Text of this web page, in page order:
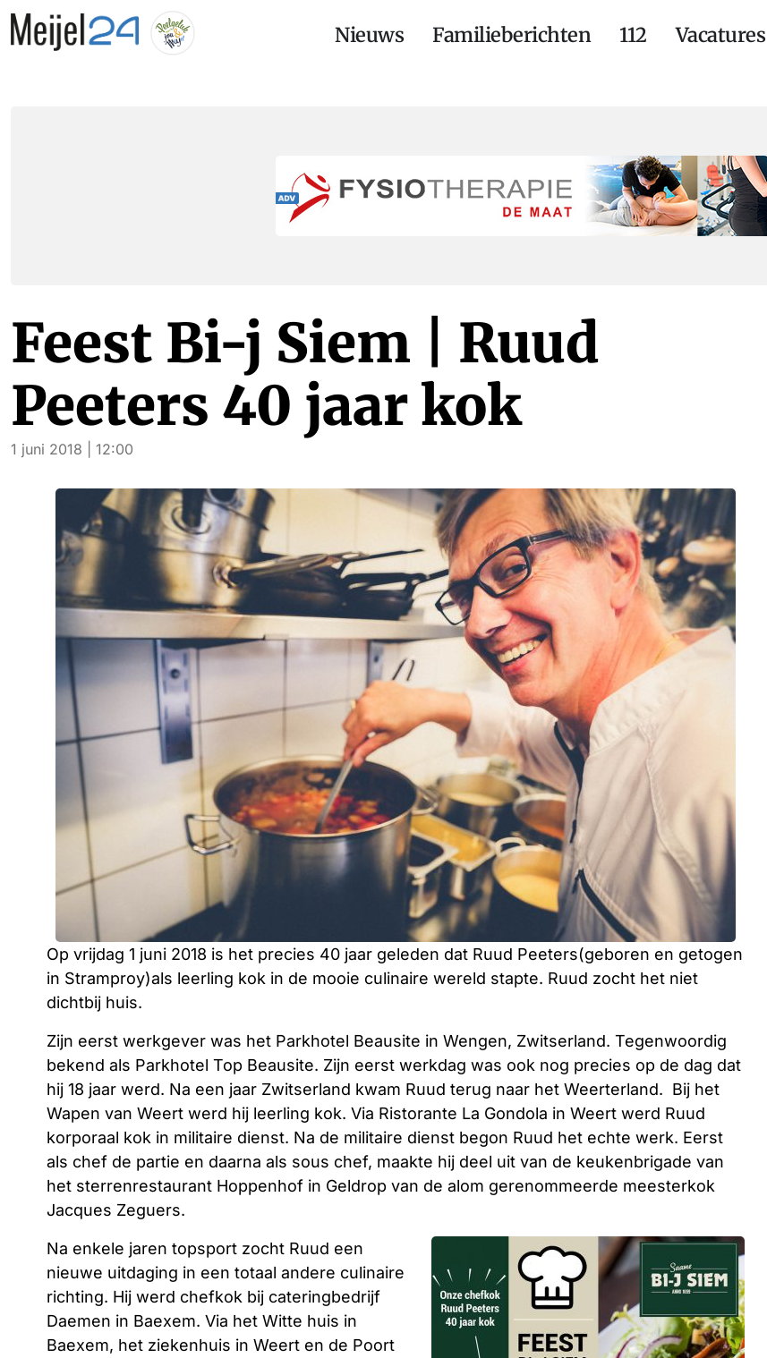
Nieuws Familieberichten 112 Vacatures
Feest Bi-j Siem | Ruud
Peeters 40 jaar kok
1 juni 2018 | 12:00
Op vrijdag 1 juni 2018 is het precies 40 jaar geleden dat Ruud Peeters(geboren en getogen
in Stramproy)als leerling kok in de mooie culinaire wereld stapte. Ruud zocht het niet
dichtbij huis.
Zijn eerst werkgever was het Parkhotel Beausite in Wengen, Zwitserland. Tegenwoordig
bekend als Parkhotel Top Beausite. Zijn eerst werkdag was ook nog precies op de dag dat
hij 18 jaar werd. Na een jaar Zwitserland kwam Ruud terug naar het Weerterland. Bij het
Wapen van Weert werd hij leerling kok. Via Ristorante La Gondola in Weert werd Ruud
korporaal kok in militaire dienst. Na de militaire dienst begon Ruud het echte werk. Eerst
als chef de partie en daarna als sous chef, maakte hij deel uit van de keukenbrigade van
het sterrenrestaurant Hoppenhof in Geldrop van de alom gerenommeerde meesterkok
Jacques Zeguers.
Na enkele jaren topsport zocht Ruud een
nieuwe uitdaging in een totaal andere culinaire
richting. Hij werd chefkok bij cateringbedrijf
Daemen in Baexem. Via het Witte huis in
Baexem, het ziekenhuis in Weert en de Poort